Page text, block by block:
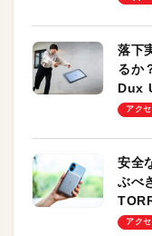
落下
るか
Dux
のモ
アク
安全
ぶべ
ーも
アク